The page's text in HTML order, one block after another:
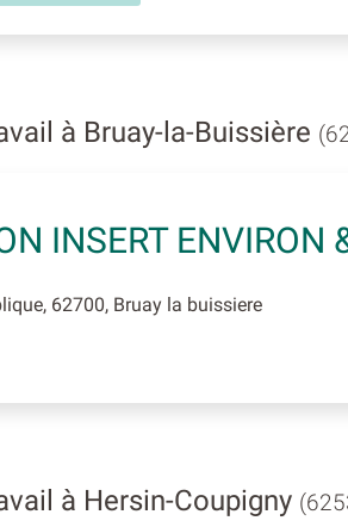
à Bruay-la-Buissière
INSERT ENVIRON
62700, Bruay la buissiere
à Hersin-Coupigny